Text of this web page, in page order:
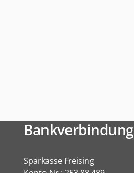
Bankverbindung
Sparkasse Freising